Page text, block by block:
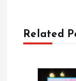
v
Related